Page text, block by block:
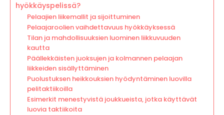
hyökkäyspelissä?
Pelaajien liikemallit ja sijoittuminen
Pelaajaroolien vaihdettavuus hyökkäyksessä
Tilan ja mahdollisuuksien luominen liikkuvuuden
kautta
Päällekkäisten juoksujen ja kolmannen pelaajan
liikkeiden sisällyttäminen
Puolustuksen heikkouksien hyödyntäminen luovilla
pelitaktiikoilla
Esimerkit menestyvistä joukkueista, jotka käyttävät
luovia taktiikoita